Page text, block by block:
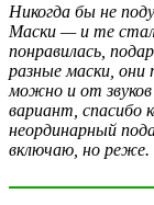
Никогда бы не
Маски — и те
понравилась,
разные маски,
можно и от
вариант, спасибо
неординарный
включаю, но реже.